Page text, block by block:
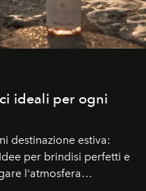
ideali per ogni
destinazione estiva:
per brindisi perfetti e
l'atmosfera